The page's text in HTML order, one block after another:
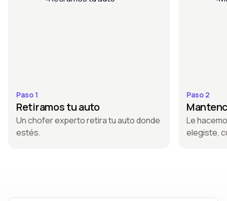
Paso 1
Retiramos tu auto
Un chofer experto retira tu auto donde
estés.
Paso 2
Le
elegiste,